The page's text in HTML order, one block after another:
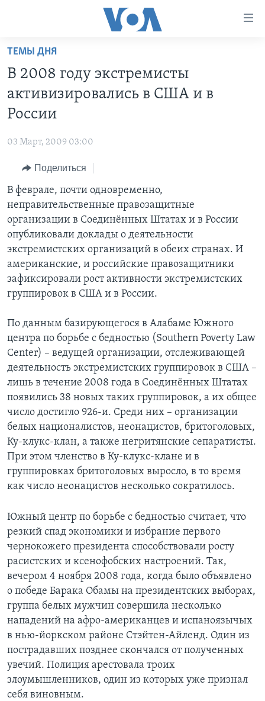
Перейти
основной
контент
Перейти
основной
навигации
Перейти
поиск
ИТОГИ
ПОЧЕМУ ЭТО ВАЖНО?
ДИСКУССИЯ VOA
ДЕТАЛИ
НЬЮ-ЙОРК NEW YORK
АМЕРИКА. БОЛЬШОЕ ПУТЕШЕСТВИЕ
ПРОЕКТЫ
НАША АМЕРИКАНСКАЯ ИСТОРИЯ
А КАК В АМЕРИКЕ?
АРТЕФАКТЫ
АМЕРИКАНСКИЕ ГОРОДКИ
ТЕСТЫ
ИНТЕРВЬЮ
ФАКТЫ ПРОТИВ ФЕЙКОВ
ЗА СВОБОДУ ПРЕССЫ
УЧИМ АНГЛИЙСКИЙ
ВИДЕО
ПОДПИСКА НА НОВОСТИ
Learning English
СОЦИАЛЬНЫЕ СЕТИ
Языки
ТЕМЫ ДНЯ
В 2008 году экстремисты
активизировались в США и в
России
03 Март, 2009 03:00
Поделиться
В феврале, почти одновременно,
неправительственные правозащитные
организации в Соединённых Штатах и в России
опубликовали доклады о деятельности
экстремистских организаций в обеих странах. И
американские, и российские правозащитники
зафиксировали рост активности экстремистских
группировок в США и в России.
По данным базирующегося в Алабаме Южного
центра по борьбе с бедностью (Southern Poverty Law
Center) – ведущей организации, отслеживающей
деятельность экстремистских группировок в США –
лишь в течение 2008 года в Соединённых Штатах
появились 38 новых таких группировок, а их общее
число достигло 926-и. Среди них – организации
белых националистов, неонацистов, бритоголовых,
Ку-клукс-клан, а также негритянские сепаратисты.
При этом членство в Ку-клукс-клане и в
группировках бритоголовых выросло, в то время
как число неонацистов несколько сократилось.
Южный центр по борьбе с бедностью считает, что
резкий спад экономики и избрание первого
чернокожего президента способствовали росту
расистских и ксенофобских настроений. Так,
вечером 4 ноября 2008 года, когда было объявлено
о победе Барака Обамы на президентских выборах,
группа белых мужчин совершила несколько
нападений на афро-американцев и испаноязычых
в нью-йоркском районе Стэйтен-Айленд. Один из
пострадавших позднее скончался от полученных
увечий. Полиция арестовала троих
злоумышленников, один из которых уже признал
себя виновным.